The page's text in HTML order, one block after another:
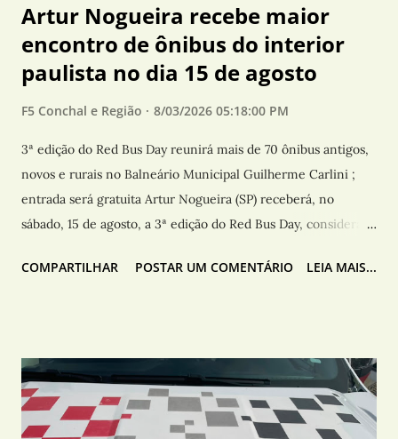
Artur Nogueira recebe maior
encontro de ônibus do interior
paulista no dia 15 de agosto
F5 Conchal e Região 8/03/2026 05:18:00 PM
3ª edição do Red Bus Day reunirá mais de 70 ônibus antigos,
novos e rurais no Balneário Municipal Guilherme Carlini ;
entrada será gratuita Artur Nogueira (SP) receberá, no
sábado, 15 de agosto, a 3ª edição do Red Bus Day, considerado
será realizado no Balneário Municipal Guilherme Carlini,
expectativa é receber visitantes de diversas cidades e
estados, além de colecionadores, empresas de transporte,
restauradores e entusiastas do setor. Voltado para toda a
COMPARTILHAR POSTAR UM COMENTÁRIO LEIA MAIS...